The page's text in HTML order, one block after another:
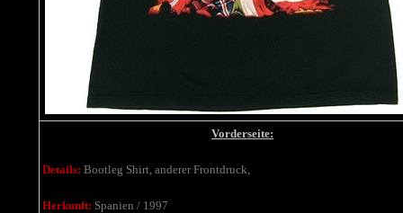
Vorderseite:
Details: Bootleg Shirt, anderer Frontdruck,
Herkunft: Spanien / 1997